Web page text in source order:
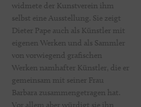
widmete der Kunstverein ihm
selbst eine Ausstellung. Sie zeigt
Dieter Pape auch als Künstler mit
eigenen Werken und als Sammler
von vorwiegend grafischen
Werken namhafter Künstler, die er
gemeinsam mit seiner Frau
Barbara zusammengetragen hat.